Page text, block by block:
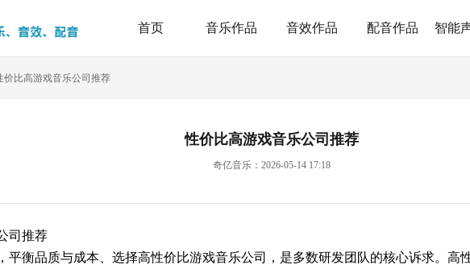
首页 音乐作品 音效作品 配音作品 智能
价比高游戏音乐公司推荐
性价比高游戏音乐公司推荐
奇亿音乐：2026-05-14 17:18
司推荐
平衡品质与成本、选择高性价比游戏音乐公司，是多数研发团队的核心诉求。高